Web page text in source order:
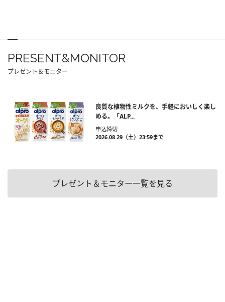
PRESENT&MONITOR
プレゼント＆モニター
良質な植物性ミルクを、手軽においしく楽し
める。「ALP...
申込締切
2026.08.29（土）23:59まで
プレゼント＆モニター一覧を見る